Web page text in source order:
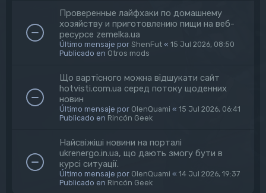
Проверенные лайфхаки по домашнему
хозяйству и приготовлению пищи на веб-
ресурсе zemelka.ua
Último mensaje por ShenFut « 15 Jul 2026, 08:50
Publicado en Otros mods
Що вартісного можна відшукати сайт
hotvisti.com.ua серед потоку щоденних
новин
Último mensaje por OlenQuami « 15 Jul 2026, 06:41
Publicado en Rincón Geek
Найсвіжіші новини на порталі
ukrenergo.in.ua, що дають змогу бути в
курсі ситуації.
Último mensaje por OlenQuami « 14 Jul 2026, 19:37
Publicado en Rincón Geek